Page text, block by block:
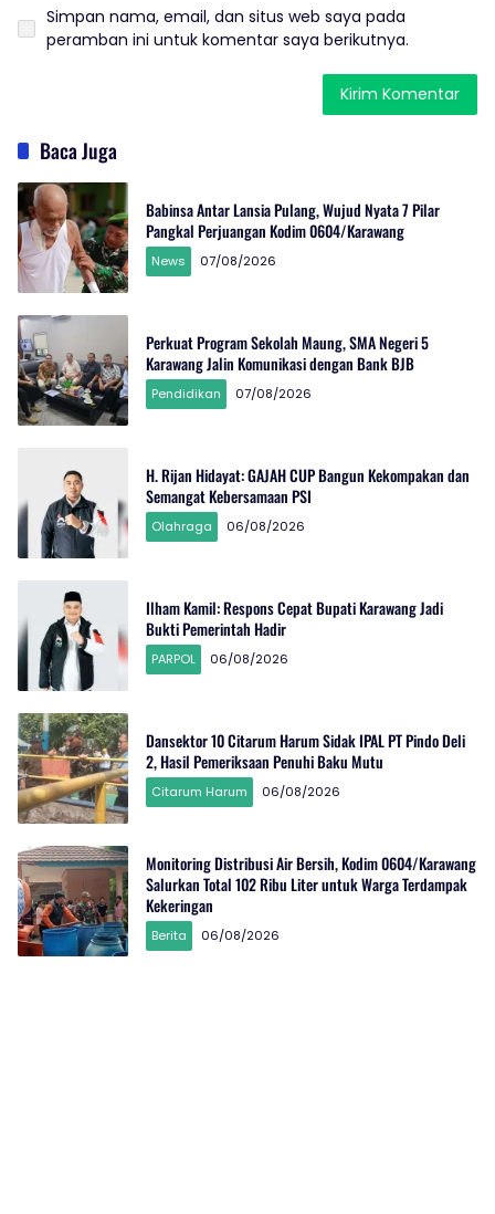
Simpan nama, email, dan situs web saya pada
peramban ini untuk komentar saya berikutnya.
Baca Juga
Babinsa Antar Lansia Pulang, Wujud Nyata 7 Pilar
Pangkal Perjuangan Kodim 0604/Karawang
News 07/08/2026
Perkuat Program Sekolah Maung, SMA Negeri 5
Karawang Jalin Komunikasi dengan Bank BJB
Pendidikan 07/08/2026
H. Rijan Hidayat: GAJAH CUP Bangun Kekompakan dan
Semangat Kebersamaan PSI
Olahraga 06/08/2026
Ilham Kamil: Respons Cepat Bupati Karawang Jadi
Bukti Pemerintah Hadir
PARPOL 06/08/2026
Dansektor 10 Citarum Harum Sidak IPAL PT Pindo Deli
2, Hasil Pemeriksaan Penuhi Baku Mutu
Citarum Harum 06/08/2026
Monitoring Distribusi Air Bersih, Kodim 0604/Karawang
Salurkan Total 102 Ribu Liter untuk Warga Terdampak
Kekeringan
Berita 06/08/2026